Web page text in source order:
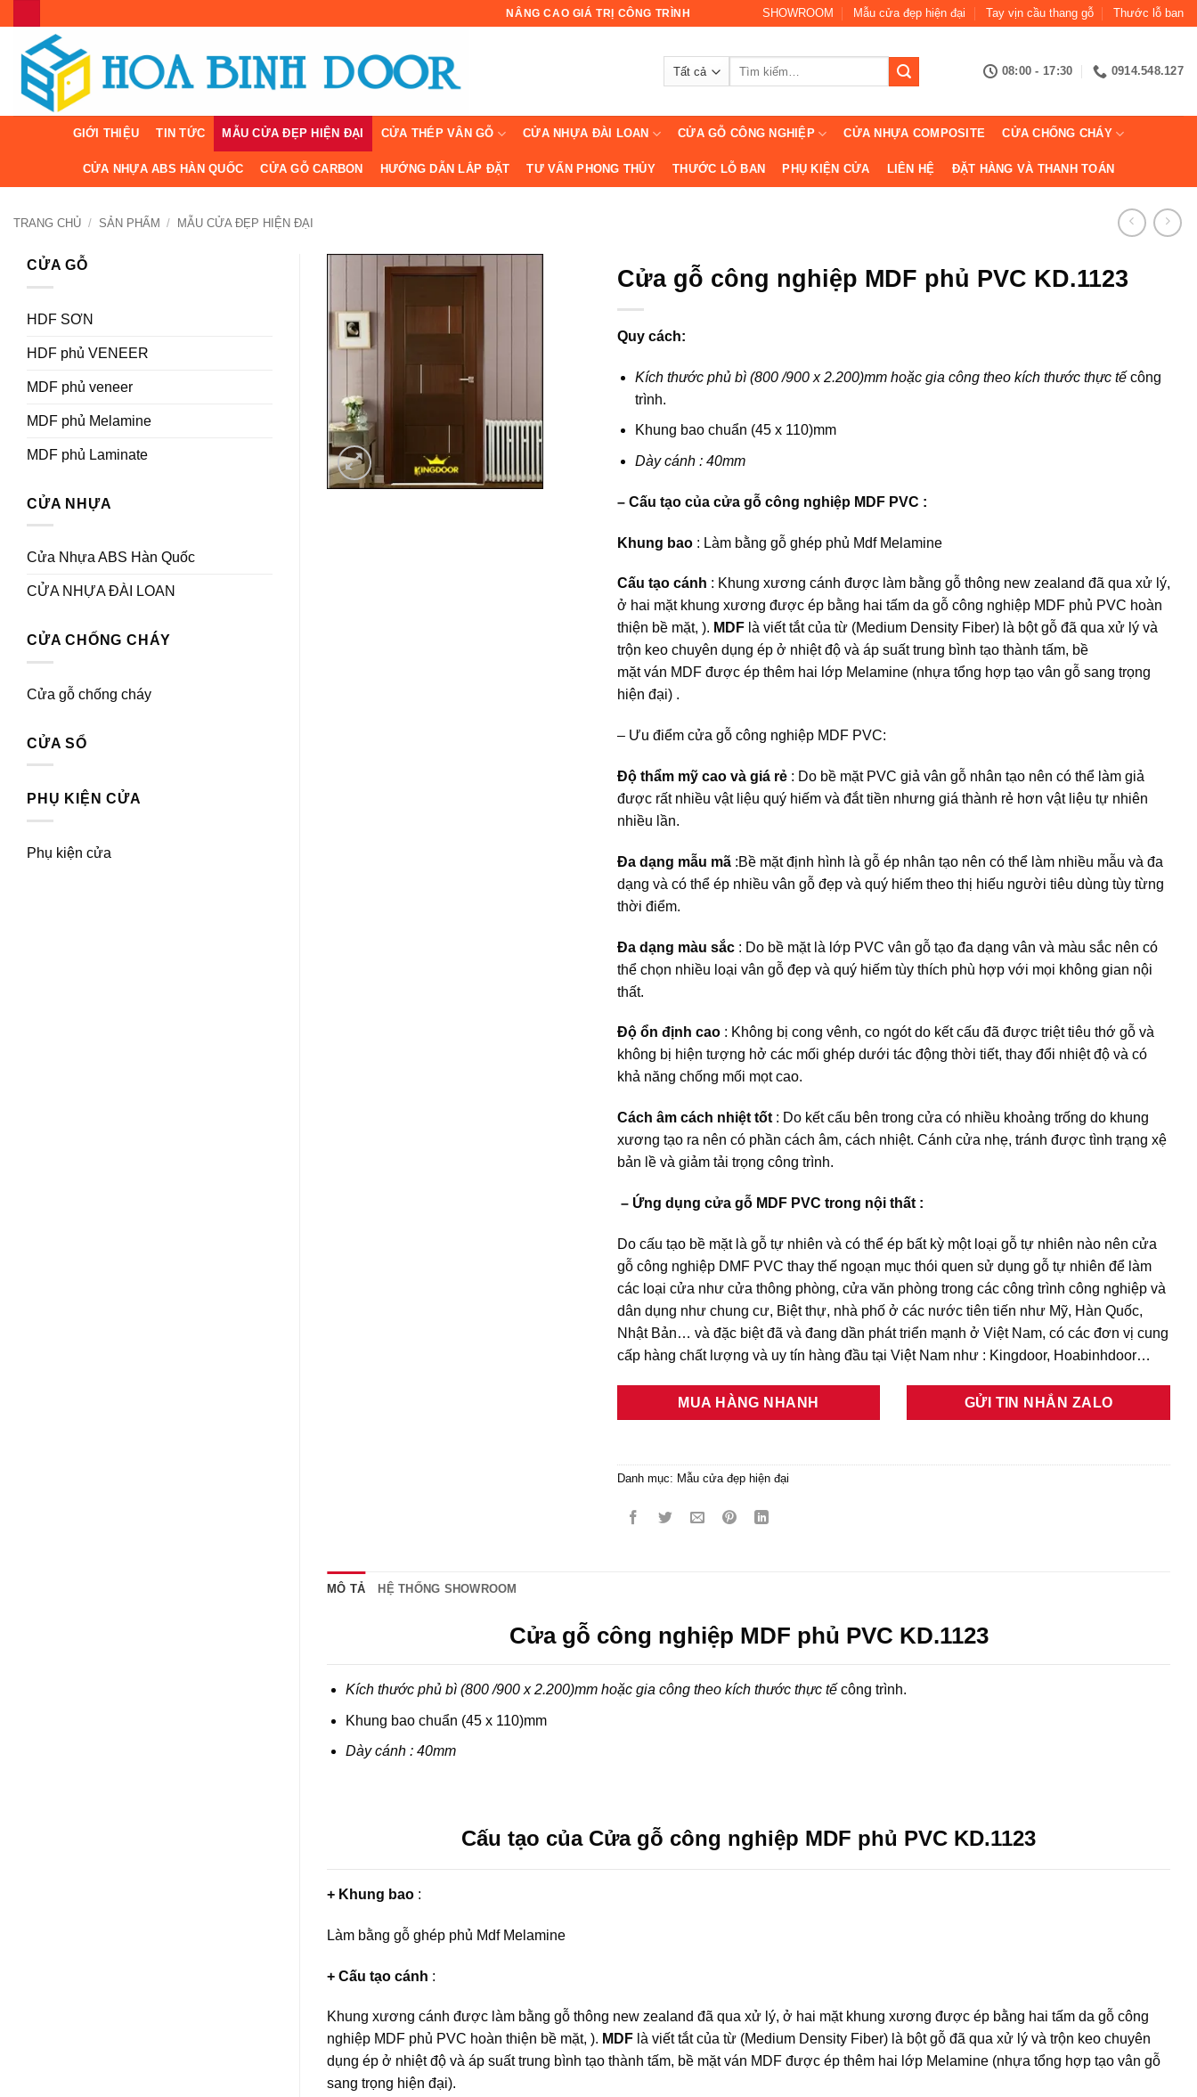
dung
NÂNG CAO GIÁ TRỊ CÔNG TRÌNH SHOWROOM Mẫu cửa đẹp hiện đại Tay vịn cầu thang gỗ Thước lỗ ban
08:00 - 17:30 0914.548.127
GIỚI THIỆU TIN TỨC MẪU CỬA ĐẸP HIỆN ĐẠI CỬA THÉP VÂN GỖ CỬA NHỰA ĐÀI LOAN CỬA GỖ CÔNG NGHIỆP CỬA NHỰA COMPOSITE CỬA CHỐNG CHÁY
CỬA NHỰA ABS HÀN QUỐC CỬA GỖ CARBON HƯỚNG DẪN LẮP ĐẶT TƯ VẤN PHONG THỦY THƯỚC LỖ BAN PHỤ KIỆN CỬA LIÊN HỆ ĐẶT HÀNG VÀ THANH TOÁN
TRANG CHỦ / SẢN PHẨM / MẪU CỬA ĐẸP HIỆN ĐẠI
CỬA GỖ
HDF SƠN
HDF phủ VENEER
MDF phủ veneer
MDF phủ Melamine
MDF phủ Laminate
CỬA NHỰA
Cửa Nhựa ABS Hàn Quốc
CỬA NHỰA ĐÀI LOAN
CỬA CHỐNG CHÁY
Cửa gỗ chống cháy
CỬA SỔ
PHỤ KIỆN CỬA
Phụ kiện cửa
Cửa gỗ công nghiệp MDF phủ PVC KD.1123
Quy cách:
Kích thước phủ bì (800 /900 x 2.200)mm hoặc gia công theo kích thước thực tếcông
trình.
Khung bao chuẩn (45 x 110)mm
Dày cánh : 40mm
– Cấu tạo của cửa gỗ công nghiệp MDF PVC :
Khung bao: Làm bằng gỗ ghép phủ Mdf Melamine
Cấu tạo cánh : Khung xương cánh được làm bằng gỗ thông new zealand đã qua xử lý,
ở hai mặt khung xương được ép bằng hai tấm da gỗ công nghiệp MDFphủ PVC hoàn
thiện bề mặt, ). MDFlà viết tắt của từ (Medium Density Fiber) là bột gỗ đã qua xử lý và
trộn keo chuyên dụng ép ở nhiệt độ và áp suất trung bình tạo thành tấm, bề
mặt ván MDF được ép thêm hai lớp Melamine (nhựa tổng hợp tạo vân gỗ sang trọng
hiện đại) .
– Ưu điểm cửa gỗ công nghiệp MDF PVC:
Độ thẩm mỹ cao và giá rẻ: Do bề mặt PVC giả vân gỗ nhân tạo nên có thể làm giả
được rất nhiều vật liệu quý hiếm và đắt tiền nhưng giá thành rẻ hơn vật liệu tự nhiên
nhiều lần.
Đa dạng mẫu mã:Bề mặt định hình là gỗ ép nhân tạo nên có thể làm nhiều mẫu và đa
dạng và có thể ép nhiều vân gỗ đẹp và quý hiếm theo thị hiếu người tiêu dùng tùy từng
thời điểm.
Đa dạng màu sắc: Do bề mặt là lớp PVC vân gỗ tạo đa dạng vân và màu sắc nên có
thể chọn nhiều loại vân gỗ đẹp và quý hiếm tùy thích phù hợp với mọi không gian nội
thất.
Độ ổn định cao: Không bị cong vênh, co ngót do kết cấu đã được triệt tiêu thớ gỗ và
không bị hiện tượng hở các mối ghép dưới tác động thời tiết, thay đổi nhiệt độ và có
khả năng chống mối mọt cao.
Cách âm cách nhiệt tốt: Do kết cấu bên trong cửa có nhiều khoảng trống do khung
xương tạo ra nên có phần cách âm, cách nhiệt. Cánh cửa nhẹ, tránh được tình trạng xệ
bản lề và giảm tải trọng công trình.
– Ứng dụng cửa gỗ MDF PVC trong nội thất :
Do cấu tạo bề mặt là gỗ tự nhiên và có thể ép bất kỳ một loại gỗ tự nhiên nào nên cửa
gỗ công nghiệp DMF PVC thay thế ngoạn mục thói quen sử dụng gỗ tự nhiên để làm
các loại cửa như cửa thông phòng, cửa văn phòng trong các công trình công nghiệp và
dân dụng như chung cư, Biệt thự, nhà phố ở các nước tiên tiến như Mỹ, Hàn Quốc,
Nhật Bản… và đặc biệt đã và đang dần phát triển mạnh ở Việt Nam, có các đơn vị cung
cấp hàng chất lượng và uy tín hàng đầu tại Việt Nam như : Kingdoor, Hoabinhdoor…
MUA HÀNG NHANH GỬI TIN NHẮN ZALO
Danh mục: Mẫu cửa đẹp hiện đại
MÔ TẢ HỆ THỐNG SHOWROOM
Cửa gỗ công nghiệp MDF phủ PVC KD.1123
Kích thước phủ bì (800 /900 x 2.200)mm hoặc gia công theo kích thước thực tế công trình.
Khung bao chuẩn (45 x 110)mm
Dày cánh : 40mm
Cấu tạo của Cửa gỗ công nghiệp MDF phủ PVC KD.1123
+ Khung bao :
Làm bằng gỗ ghép phủ Mdf Melamine
+ Cấu tạo cánh :
Khung xương cánh được làm bằng gỗ thông new zealand đã qua xử lý, ở hai mặt khung xương được ép bằng hai tấm da gỗ công
nghiệp MDF phủ PVC hoàn thiện bề mặt, ). MDF là viết tắt của từ (Medium Density Fiber) là bột gỗ đã qua xử lý và trộn keo chuyên
dụng ép ở nhiệt độ và áp suất trung bình tạo thành tấm, bề mặt ván MDF được ép thêm hai lớp Melamine (nhựa tổng hợp tạo vân gỗ
sang trọng hiện đại).